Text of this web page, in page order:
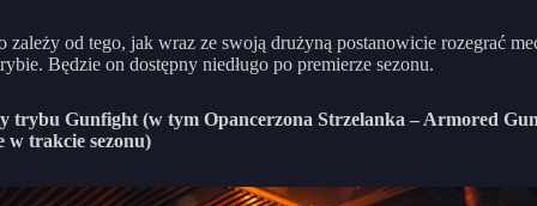
zależy od tego, jak wraz ze swoją drużyną postanowicie rozegrać
Będzie on dostępny niedługo po premierze sezonu.
trybu Gunfight (w tym Opancerzona Strzelanka – Armored
w trakcie sezonu)